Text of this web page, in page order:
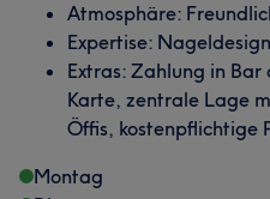
Atmosphäre:
Expertise:
Extras: Zahlung in
Karte, zentrale Lage
Öffis, kostenpflichtige
Montag